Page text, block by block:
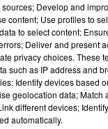
son
a créé
baptisée «
les
Develop and
content; Use profiles to
to select content;
Deliver and present
privacy choices. These
such as IP address and
Identify devices based
geolocation data; Match
different devices;
automatically.